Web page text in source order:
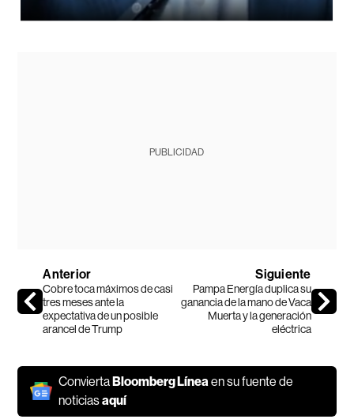
PUBLICIDAD
Anterior
Cobre toca máximos de casi
tres meses ante la
expectativa de un posible
arancel de Trump
Siguiente
Pampa Energía duplica su
ganancia de la mano de Vaca
Muerta y la generación
eléctrica
ConviertaBloomberg Líneaen su fuente de
noticiasaquí